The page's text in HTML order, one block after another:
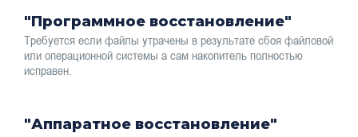
"Программное восстановление"
Требуется если файлы утрачены в результате сбоя файловой
или операционной системы а сам накопитель полностью
исправен.
"Аппаратное восстановление"